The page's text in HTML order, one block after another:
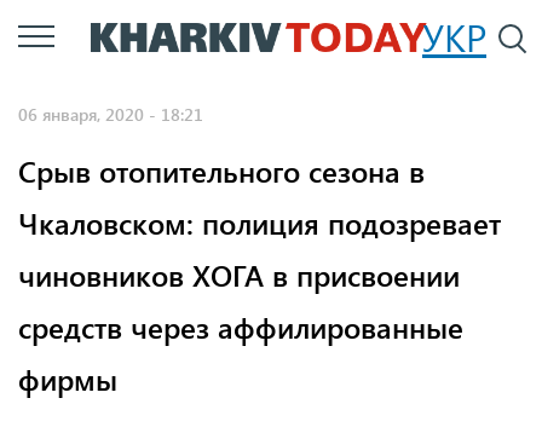
Перейти
к
УКР
06 января, 2020 - 18:21
Срыв отопительного сезона в
Чкаловском: полиция подозревает
чиновников ХОГА в присвоении
средств через аффилированные
фирмы